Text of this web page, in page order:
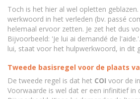
Toch is het hier al wel opletten
werkwoord in het verleden (bv. passé
helemaal ervoor zetten. Je zet het dus
Bijvoorbeeld: 'Je lui ai demandé de
lui, staat voor het hulpwerkwoord, in dit
Tweede basisregel voor de plaats
De tweede regel is dat het COI voor de
Voorwaarde is wel dat er een infinitief in